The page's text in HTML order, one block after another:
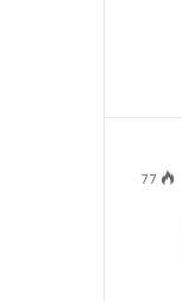
77